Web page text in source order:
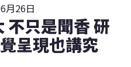
月26日
不只是聞香 研
呈現也講究